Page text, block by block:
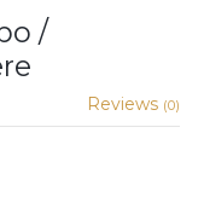
/
Reviews (0)